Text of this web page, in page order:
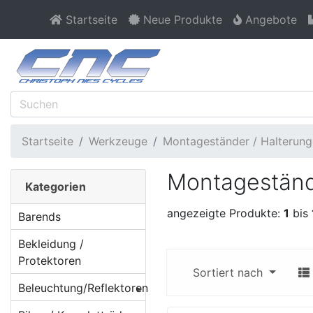
Startseite Neue Produkte Angebote
Startseite Werkzeuge Montageständer /
angezeigte Produkte: 1 bis
Sortiert nach
Kategorien
Barends
Bekleidung /
Protektoren
Beleuchtung/Reflektoren